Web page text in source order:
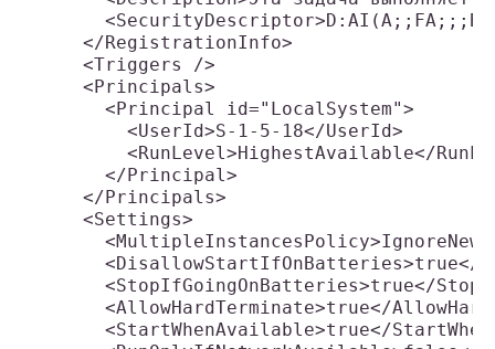
  </RegistrationInfo>
  <Triggers />
  <Principals>
    <Principal id="LocalSystem">
      <UserId>S-1-5-18</UserId>
<RunLevel>HighestAvailable</
    </Principal>
  </Principals>
  <Settings>
<DisallowStartIfOnBatteries>true</
<StopIfGoingOnBatteries>true</
<AllowHardTerminate>true</
<StartWhenAvailable>true</